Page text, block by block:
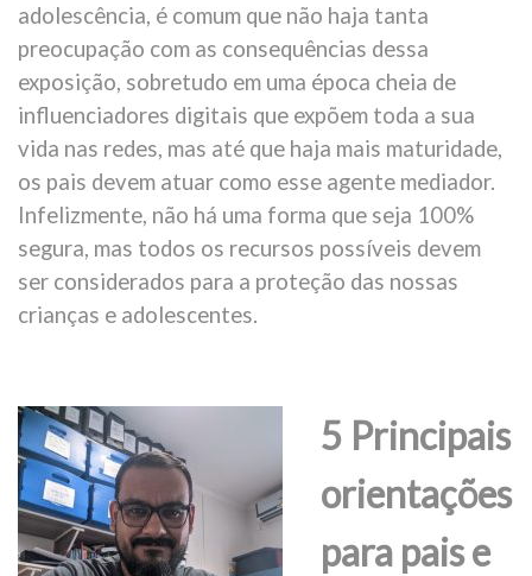
adolescência, é comum que não haja tanta
preocupação com as consequências dessa
exposição, sobretudo em uma época cheia de
influenciadores digitais que expõem toda a sua
vida nas redes, mas até que haja mais maturidade,
os pais devem atuar como esse agente mediador.
Infelizmente, não há uma forma que seja 100%
segura, mas todos os recursos possíveis devem
ser considerados para a proteção das nossas
crianças e adolescentes.
5 Principais
orientações
para pais e